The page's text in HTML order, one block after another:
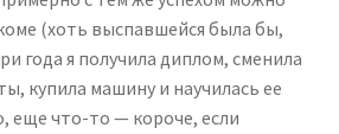
(хоть выспавшейся была бы,
года я получила диплом, сменила
купила машину и научилась ее
еще что-то — короче, если